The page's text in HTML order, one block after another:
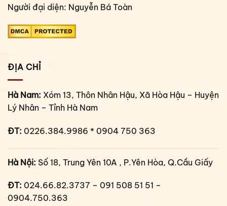
Người đại diện: Nguyễn Bá Toàn
ĐỊA CHỈ
Hà Nam: Xóm 13, Thôn Nhân Hậu, Xã Hòa Hậu – Huyện
Lý Nhân – Tỉnh Hà Nam
ĐT: 0226.384.9986 * 0904 750 363
Hà Nội: Số 18, Trung Yên 10A , P.Yên Hòa, Q.Cầu Giấy
ĐT: 024.66.82.3737 – 091 508 51 51 –
0904.750.363